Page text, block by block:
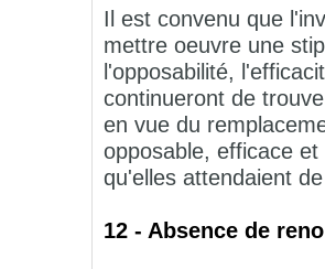
Il est convenu que
mettre oeuvre une
l'opposabilité,
continueront de
en vue du
opposable, efficace
qu'elles attendaient
12 - Absence de